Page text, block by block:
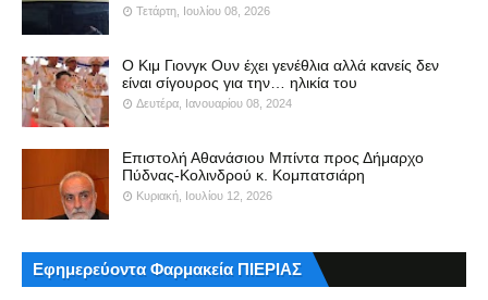
Τετάρτη, Ιουλίου 08, 2026
Ο Κιμ Γιονγκ Ουν έχει γενέθλια αλλά κανείς δεν
είναι σίγουρος για την… ηλικία του
Δευτέρα, Ιανουαρίου 08, 2024
Επιστολή Αθανάσιου Μπίντα προς Δήμαρχο
Πύδνας-Κολινδρού κ. Κομπατσιάρη
Κυριακή, Ιουλίου 12, 2026
Εφημερεύοντα Φαρμακεία ΠΙΕΡΙΑΣ